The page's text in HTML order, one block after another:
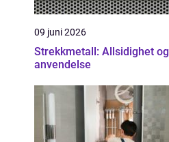
09 juni 2026
Strekkmetall: Allsidighet og
anvendelse